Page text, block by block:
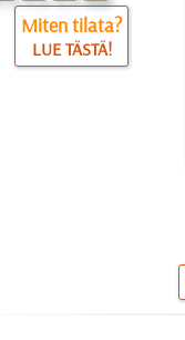
Miten tilata?
LUE TÄSTÄ!